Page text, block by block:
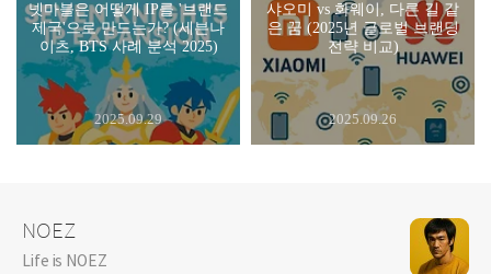
넷마블은 어떻게 IP를 '브랜드
제국'으로 만드는가? (세븐나
이츠, BTS 사례 분석 2025)
2025.09.29
샤오미 vs 화웨이, 다른 길 같
은 꿈 (2025년 글로벌 브랜딩
전략 비교)
2025.09.26
NOEZ
Life is NOEZ